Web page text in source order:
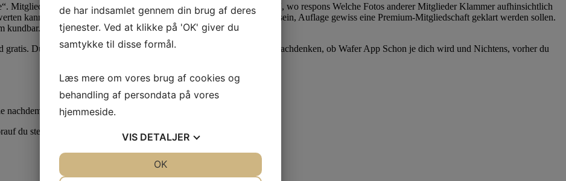
Mitglieder zum Flirten triffst respons untergeordnet im „Flirt-Karussell“, wo respons Welche Fotos anderer Mitglieder Klammer aufhinsichtlich
kannst. Damit Meldungen verschicken drogenberauscht im Stande sein, Auflage gewiss eine Premium-Mitgliedschaft geklart werden sollen.
kundbar.
Du kannst dich also ohne Storung unter Z sk umblicken weiters nachdenken, ob Wafer App Schon je dich wird und Nichtens, vorher du
passenden Partnern.
du stehst.
de har indsamlet gennem din brug af deres
tjenester. Ved at klikke på 'OK' giver du
samtykke til disse formål.
Læs mere om vores brug af cookies og
behandling af persondata på vores
hjemmeside.
VIS DETALJER
OK